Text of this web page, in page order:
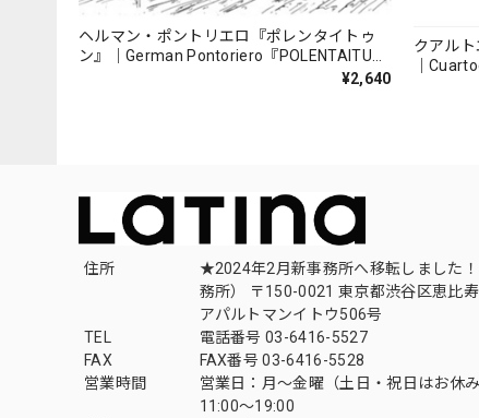
ヘルマン・ポントリエロ『ポレンタイトゥ
ン』｜German Pontoriero『POLENTAITUM
¥2,640
クアルト
｜
住所
★2024年2月新事務所へ移転しました
務所） 〒150-0021 東京都渋谷区恵比
アパルトマンイトウ506号
TEL
電話番号 03-6416-5527
FAX
FAX番号 03-6416-5528
営業時間
営業日：月〜金曜（土日・祝日はお休み
11:00〜19:00